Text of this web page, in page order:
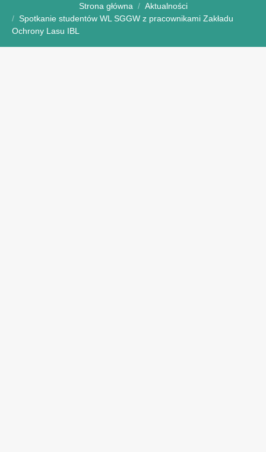
Strona główna
Aktualności
Spotkanie studentów WL SGGW z pracownikami Zakładu
Ochrony Lasu IBL